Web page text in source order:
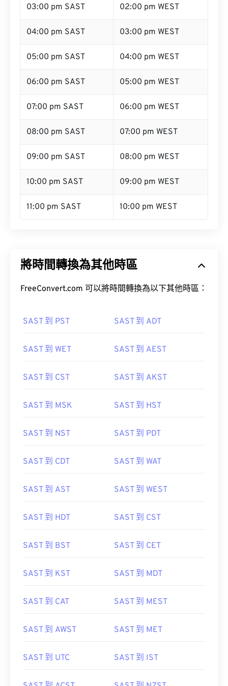
03:00 pm SAST 02:00 pm WEST
04:00 pm SAST 03:00 pm WEST
05:00 pm SAST 04:00 pm WEST
06:00 pm SAST 05:00 pm WEST
07:00 pm SAST 06:00 pm WEST
08:00 pm SAST 07:00 pm WEST
09:00 pm SAST 08:00 pm WEST
10:00 pm SAST 09:00 pm WEST
11:00 pm SAST 10:00 pm WEST
將時間轉換為其他時區
FreeConvert.com 可以將時間轉換為以下其他時區：
SAST 到 PST SAST 到 ADT
SAST 到 WET SAST 到 AEST
SAST 到 CST SAST 到 AKST
SAST 到 MSK SAST 到 HST
SAST 到 NST SAST 到 PDT
SAST 到 CDT SAST 到 WAT
SAST 到 AST SAST 到 WEST
SAST 到 HDT SAST 到 CST
SAST 到 BST SAST 到 CET
SAST 到 KST SAST 到 MDT
SAST 到 CAT SAST 到 MEST
SAST 到 AWST SAST 到 MET
SAST 到 UTC SAST 到 IST